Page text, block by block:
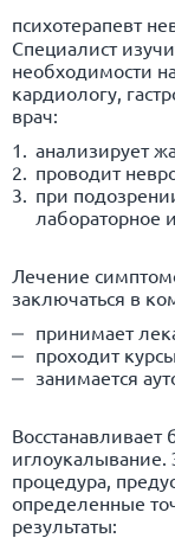
психотерапевт
Специалист
необходимости
кардиологу,
врач:
анализирует
проводит
при
лабораторное
Лечение
заключаться в
принимает
проходит
занимается
Восстанавливает
иглоукалывание.
процедура,
определенные
результаты: